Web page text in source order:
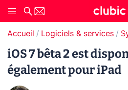
Accueil Logiciels & services
iOS 7 bêta 2 est
également pour iPad